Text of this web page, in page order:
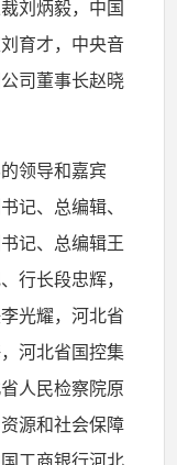
刘炳毅，中国
育才，中央音
司董事长赵晓
领导和嘉宾
记、总编辑、
记、总编辑王
行长段忠辉，
光耀，河北省
河北省国控集
人民检察院原
源和社会保障
工商银行河北